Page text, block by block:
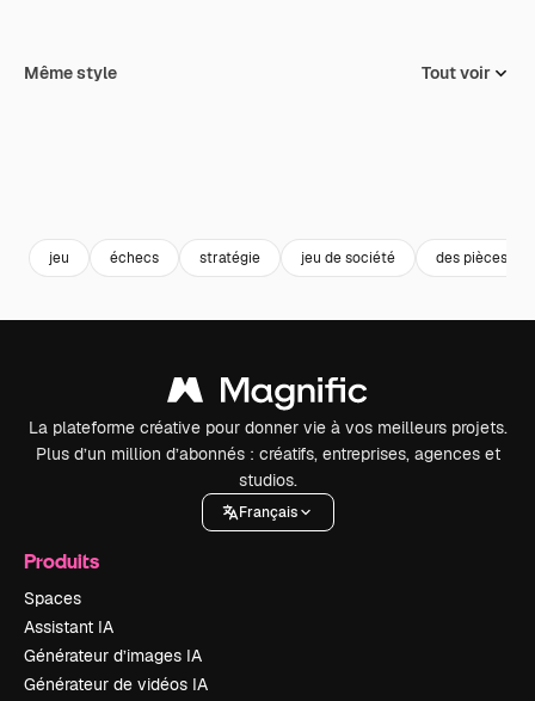
Même style Tout voir
jeu échecs stratégie jeu de société des pièces
La plateforme créative pour donner vie à vos meilleurs projets.
Plus d’un million d’abonnés : créatifs, entreprises, agences et
studios.
Français
Produits
Spaces
Assistant IA
Générateur d’images IA
Générateur de vidéos IA